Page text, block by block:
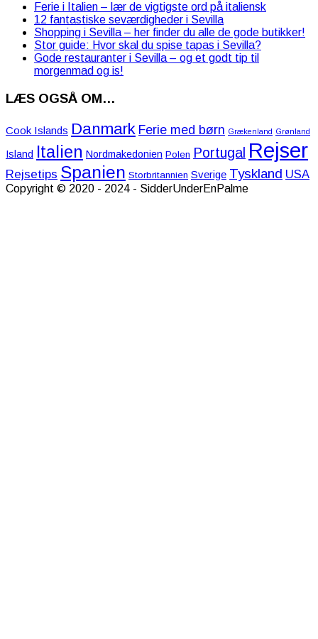
Ferie i Italien – lær de vigtigste ord på italiensk
12 fantastiske seværdigheder i Sevilla
Shopping i Sevilla – her finder du alle de gode butikker!
Stor guide: Hvor skal du spise tapas i Sevilla?
Gode restauranter i Sevilla – og et godt tip til
morgenmad og is!
LÆS OGSÅ OM…
Cook Islands Danmark Ferie med børn Grækenland Grønland
Island Italien Nordmakedonien Polen Portugal Rejser
Rejsetips Spanien Storbritannien Sverige Tyskland USA
Copyright © 2020 - 2024 - SidderUnderEnPalme